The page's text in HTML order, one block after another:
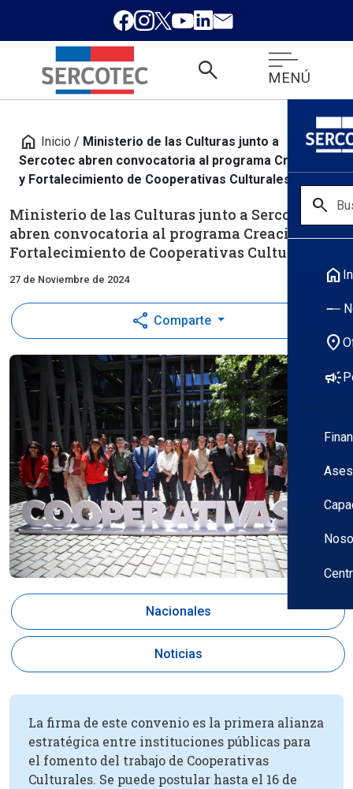
search MENÚ
search
home
location_on
campaign
home Inicio / Ministerio de las Culturas junto a
Sercotec abren convocatoria al programa Creación
y Fortalecimiento de Cooperativas Culturales
Ministerio de las Culturas junto a Sercotec
abren convocatoria al programa Creación y
Fortalecimiento de Cooperativas Culturales
27 de Noviembre de 2024
share Comparte
Nacionales
Noticias
La firma de este convenio es la primera alianza
estratégica entre instituciones públicas para
el fomento del trabajo de Cooperativas
Culturales. Se puede postular hasta el 16 de